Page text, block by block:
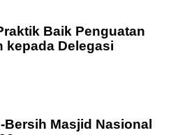
Baik Penguatan
kepada Delegasi
Masjid Nasional